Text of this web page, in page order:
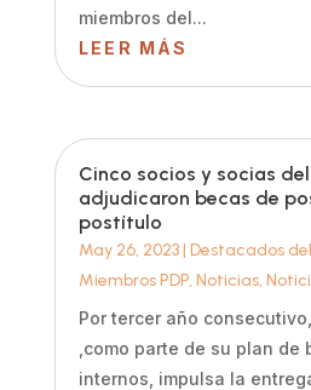
miembros del...
LEER MÁS
Cinco socios y socias
adjudicaron becas de
postítulo
May 26, 2023| Destacados
Miembros PDP, Noticias,
Por tercer año
,como parte de su plan de
internos, impulsa la